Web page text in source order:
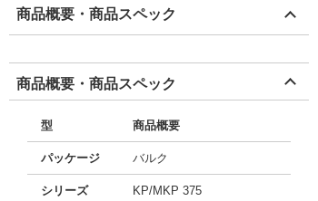
商品概要・商品スペック
商品概要・商品スペック
型 商品概要
パッケージ バルク
シリーズ KP/MKP 375